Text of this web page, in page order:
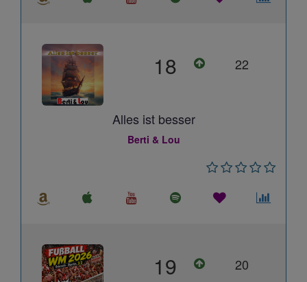
18 22
Alles ist besser
Berti & Lou
19 20